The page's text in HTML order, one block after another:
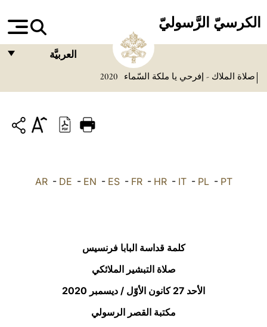
الكرسيّ الرَّسوليّ
العربيَّة
ITALIANO
LATINE
صلاة الملاك - إفرحي يا ملكة السّماء 2020
AR- DE - EN - ES- FR- HR- IT- PL- PT
كلمة قداسة البابا فرنسيس
صلاة التبشير الملائكي
الأحد 27 كانون الأوّل / ديسمبر 2020
مكتبة القصر الرسولي